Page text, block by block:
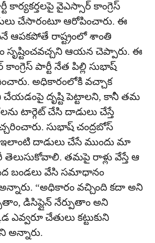
కార్య‌క‌ర్త‌ల‌పై వైఎస్సార్ కాంగ్రెస్
చేసారంటూ ఆరోపించారు. ఈ
ఆప‌క‌పోతే రాష్ట్రంలో శాంతి
సృష్టించ‌వచ్చని ఆయన చెప్పారు. ఈ
పార్టీ నేత పిల్లి సుభాష్
అధికారంలోకి వ‌చ్చాక
చేయడంపై దృష్టి పెట్టాల‌ని, కానీ త‌మ
టార్గెట్ చేసి దాడులు చేస్తే
సుభాష్ చంద్ర‌బోస్
దాడులు చేసే ముందు మా
తెలుసుకోవాలి. త‌మ‌పై రాళ్లు వేస్తే ఆ
బండ‌లు వేసి స‌మాధానం
“అధికారం వ‌చ్చింది క‌దా అని
డిసిప్లైన్ నేర్పుతాం అని
ఎవ్వ‌రూ చేతులు క‌ట్టుకుని
అన్నారు.